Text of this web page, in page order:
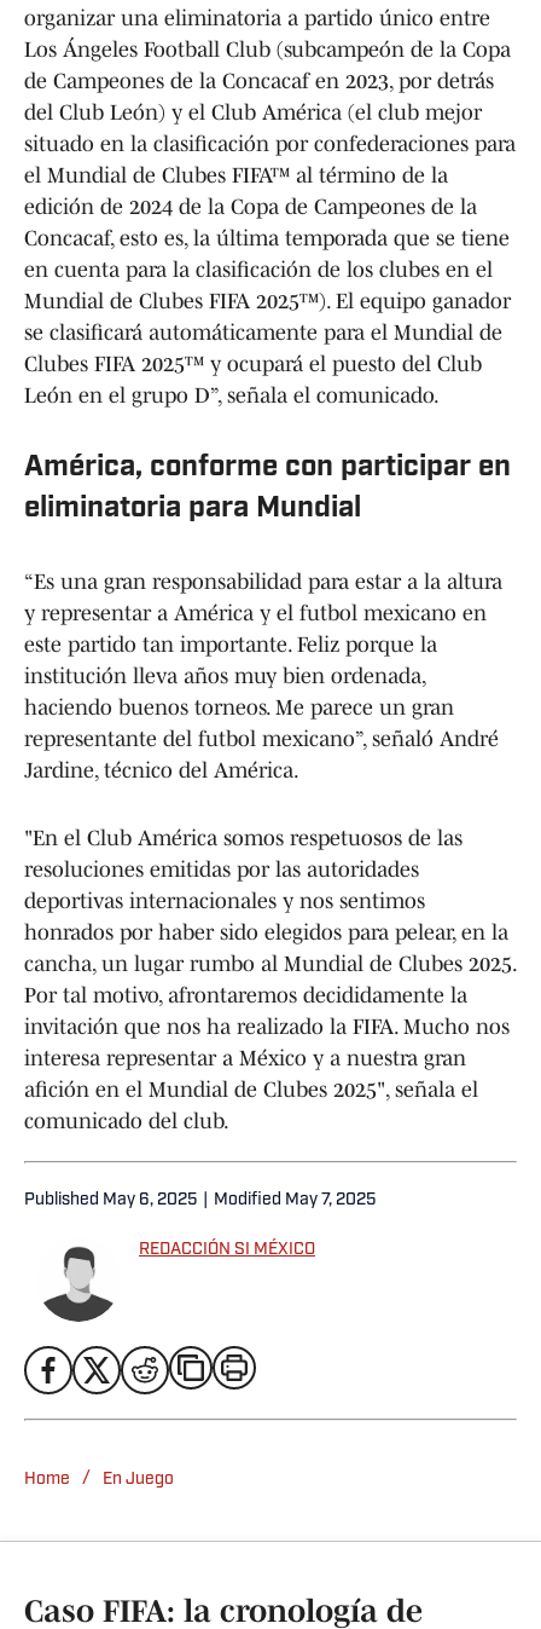
organizar una eliminatoria a partido único entre
Los Ángeles Football Club (subcampeón de la Copa
de Campeones de la Concacaf en 2023, por detrás
del Club León) y el Club América (el club mejor
situado en la clasificación por confederaciones para
el Mundial de Clubes FIFA™ al término de la
edición de 2024 de la Copa de Campeones de la
Concacaf, esto es, la última temporada que se tiene
en cuenta para la clasificación de los clubes en el
Mundial de Clubes FIFA 2025™). El equipo ganador
se clasificará automáticamente para el Mundial de
Clubes FIFA 2025™ y ocupará el puesto del Club
León en el grupo D”, señala el comunicado.
América, conforme con participar en
eliminatoria para Mundial
“Es una gran responsabilidad para estar a la altura
y representar a América y el futbol mexicano en
este partido tan importante. Feliz porque la
institución lleva años muy bien ordenada,
haciendo buenos torneos. Me parece un gran
representante del futbol mexicano”, señaló André
Jardine, técnico del América.
"En el Club América somos respetuosos de las
resoluciones emitidas por las autoridades
deportivas internacionales y nos sentimos
honrados por haber sido elegidos para pelear, en la
cancha, un lugar rumbo al Mundial de Clubes 2025.
Por tal motivo, afrontaremos decididamente la
invitación que nos ha realizado la FIFA. Mucho nos
interesa representar a México y a nuestra gran
afición en el Mundial de Clubes 2025", señala el
comunicado del club.
Published May 6, 2025 Modified May 7, 2025
REDACCIÓN SI MÉXICO
Home / En Juego
Caso FIFA: la cronología de